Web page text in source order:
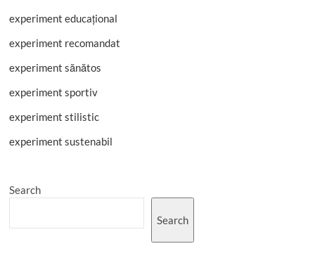
experiment educațional
experiment recomandat
experiment sănătos
experiment sportiv
experiment stilistic
experiment sustenabil
Search
Search